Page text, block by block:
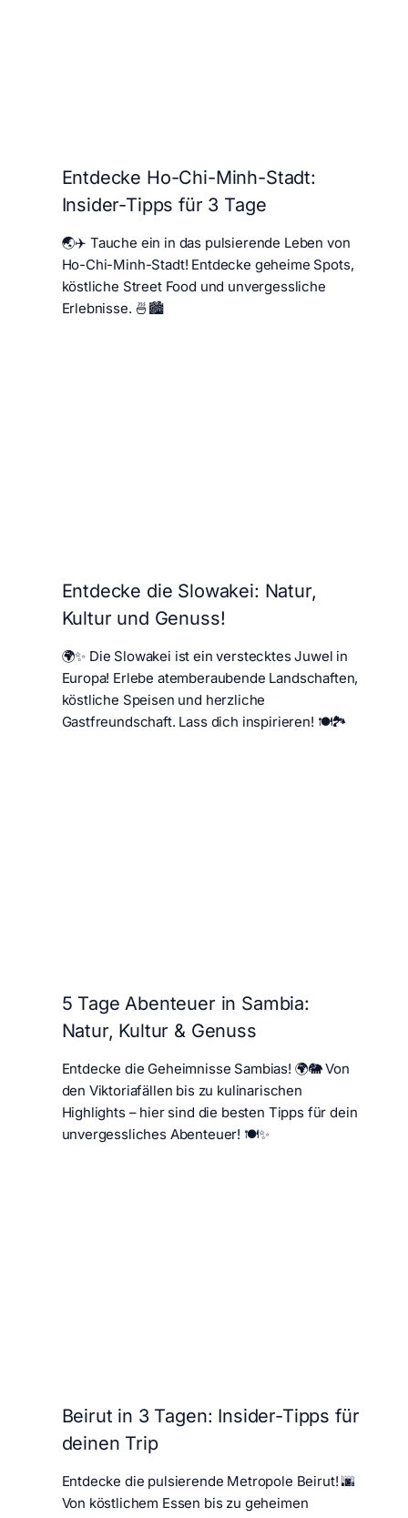
Entdecke Ho-Chi-Minh-Stadt:
Insider-Tipps für 3 Tage
🌏✈️ Tauche ein in das pulsierende Leben von
Ho-Chi-Minh-Stadt! Entdecke geheime Spots,
köstliche Street Food und unvergessliche
Erlebnisse. 🍜🏙️
Entdecke die Slowakei: Natur,
Kultur und Genuss!
🌍✨ Die Slowakei ist ein verstecktes Juwel in
Europa! Erlebe atemberaubende Landschaften,
köstliche Speisen und herzliche
Gastfreundschaft. Lass dich inspirieren! 🍽️🏞️
5 Tage Abenteuer in Sambia:
Natur, Kultur & Genuss
Entdecke die Geheimnisse Sambias! 🌍🐘 Von
den Viktoriafällen bis zu kulinarischen
Highlights – hier sind die besten Tipps für dein
unvergessliches Abenteuer! 🍽️✨
Beirut in 3 Tagen: Insider-Tipps für
deinen Trip
Entdecke die pulsierende Metropole Beirut! 🌆
Von köstlichem Essen bis zu geheimen